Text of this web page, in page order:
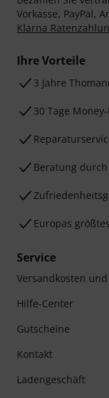
Vorkasse, PayPal,
Klarna
Ihre Vorteile
3 Jahre
30 Tage
Beratung
Europas
Service
Versandkosten
Hilfe-Center
Gutscheine
Kontakt
Ladengeschäft